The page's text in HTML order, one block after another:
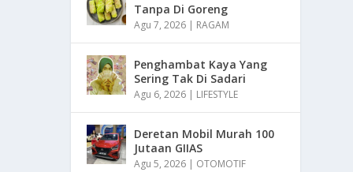
Tanpa Di Goreng
Agu 7, 2026 | RAGAM
Penghambat Kaya Yang
Sering Tak Di Sadari
Agu 6, 2026 | LIFESTYLE
Deretan Mobil Murah 100
Jutaan GIIAS
Agu 5, 2026 | OTOMOTIF